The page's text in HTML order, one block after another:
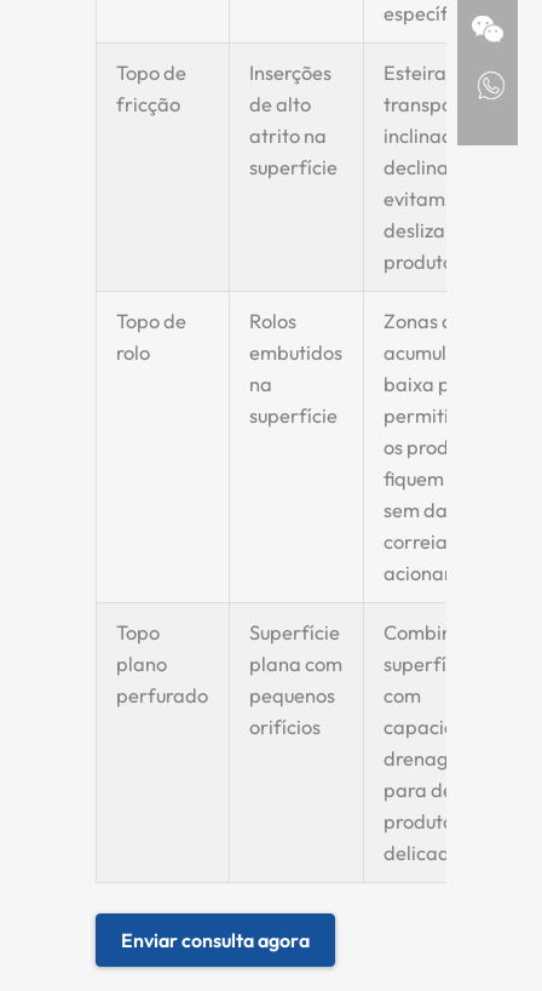
específicos.
Topo de
fricção
Inserções
de alto
atrito na
superfície
Esteiras
transportadoras
inclinadas ou
declinadas, que
evitam o
deslizamento do
produto.
Topo de
rolo
Rolos
embutidos
na
superfície
Zonas de
acumulação de
baixa pressão,
permitindo que
os produtos
fiquem em fila
sem danificar a
correia ou o
acionamento.
Topo
plano
perfurado
Superfície
plana com
pequenos
orifícios
Combina uma
superfície lisa
com
capacidade de
drenagem, ideal
para desidratar
produtos
delicados.
Enviar consulta agora